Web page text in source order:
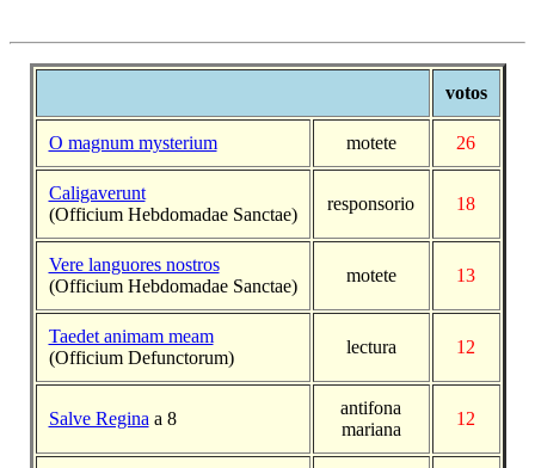
votos
O magnum mysterium motete 26
Caligaverunt
(Officium Hebdomadae Sanctae)
responsorio 18
Vere languores nostros
(Officium Hebdomadae Sanctae)
motete 13
Taedet animam meam
(Officium Defunctorum)
lectura 12
Salve Regina a 8
antifona
mariana
12